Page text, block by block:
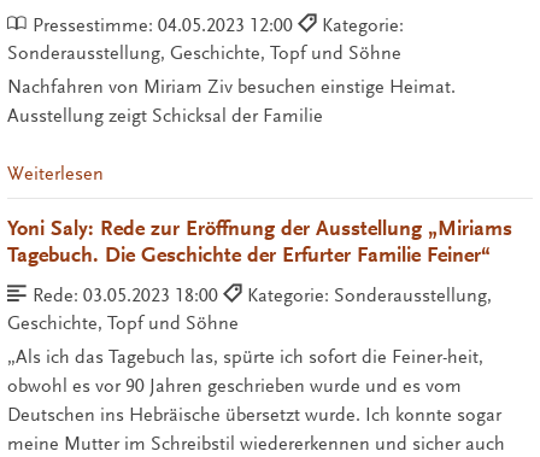
Pressestimme: 04.05.2023 12:00
Kategorie:
Sonderausstellung, Geschichte, Topf und Söhne
Nachfahren von Miriam Ziv besuchen einstige Heimat.
Ausstellung zeigt Schicksal der Familie
Weiterlesen
Yoni Saly: Rede zur Eröffnung der Ausstellung „Miriams
Tagebuch. Die Geschichte der Erfurter Familie Feiner“
Rede: 03.05.2023 18:00
Kategorie: Sonderausstellung,
Geschichte, Topf und Söhne
„Als ich das Tagebuch las, spürte ich sofort die Feiner-heit,
obwohl es vor 90 Jahren geschrieben wurde und es vom
Deutschen ins Hebräische übersetzt wurde. Ich konnte sogar
meine Mutter im Schreibstil wiedererkennen und sicher auch